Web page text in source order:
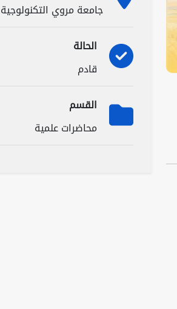
جامعة مروي التكنولوجية
الحالة
قادم
القسم
محاضرات علمية